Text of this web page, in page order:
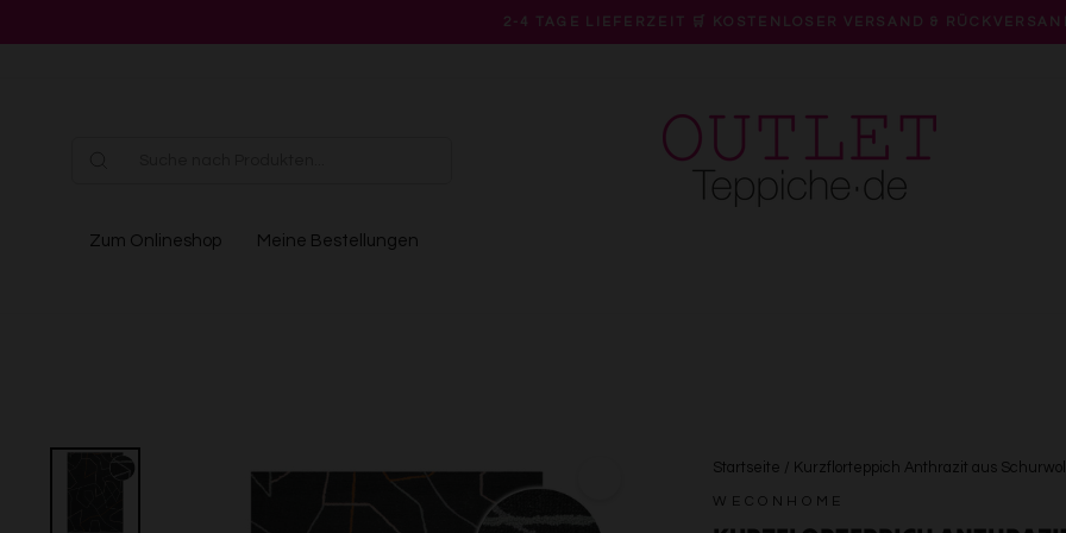
Pause
2-4 TAGE LIEFERZEIT 🛒 KOSTENLOSER VERSAND &
Zum Onlineshop Meine Bestellungen
Startseite / Kurzflorteppich Anthrazit aus
WECONHOME